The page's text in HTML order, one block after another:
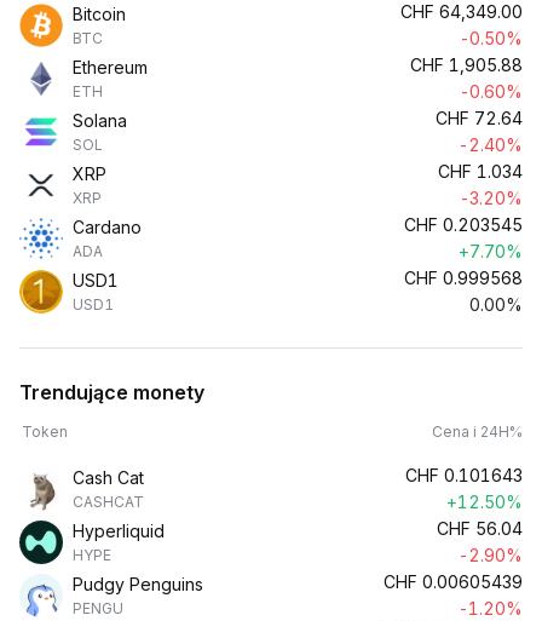
Bitcoin
BTC
CHF 64,349.00
-0.50%
Ethereum
ETH
CHF 1,905.88
-0.60%
Solana
SOL
CHF 72.64
-2.40%
XRP
XRP
CHF 1.034
-3.20%
Cardano
ADA
CHF 0.203545
+7.70%
USD1
USD1
CHF 0.999568
0.00%
Trendujące monety
Token Cena i 24H%
Cash Cat
CASHCAT
CHF 0.101643
+12.50%
Hyperliquid
HYPE
CHF 56.04
-2.90%
Pudgy Penguins
PENGU
CHF 0.00605439
-1.20%